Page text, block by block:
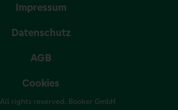
Impressum
Datenschutz
AGB
Cookies
rights reserved. Booker GmbH